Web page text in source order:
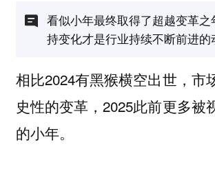
看似小年最终取得了超越变革之
持变化才是行业持续不断前进的
相比2024有黑猴横空出世，市
史性的变革，2025此前更多被
的小年。